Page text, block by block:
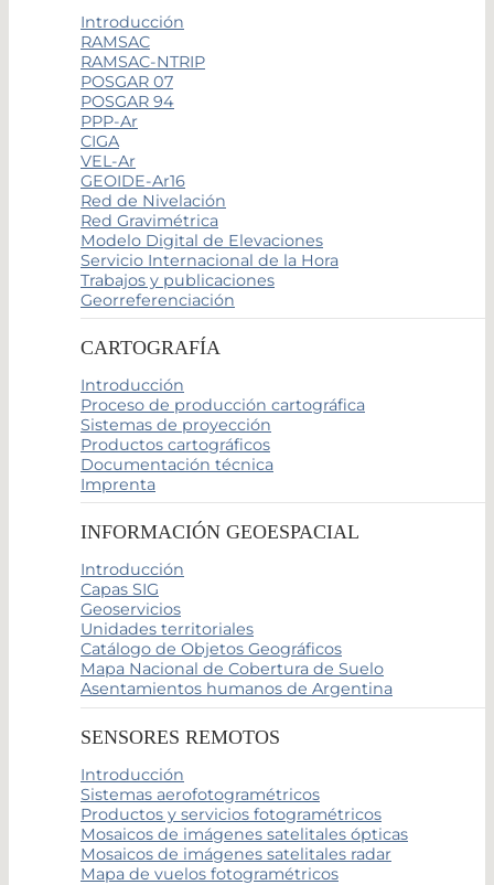
Introducción
RAMSAC
RAMSAC-NTRIP
POSGAR 07
POSGAR 94
PPP-Ar
CIGA
VEL-Ar
GEOIDE-Ar16
Red de Nivelación
Red Gravimétrica
Modelo Digital de Elevaciones
Servicio Internacional de la Hora
Trabajos y publicaciones
Georreferenciación
CARTOGRAFÍA
Introducción
Proceso de producción cartográfica
Sistemas de proyección
Productos cartográficos
Documentación técnica
Imprenta
INFORMACIÓN GEOESPACIAL
Introducción
Capas SIG
Geoservicios
Unidades territoriales
Catálogo de Objetos Geográficos
Mapa Nacional de Cobertura de Suelo
Asentamientos humanos de Argentina
SENSORES REMOTOS
Introducción
Sistemas aerofotogramétricos
Productos y servicios fotogramétricos
Mosaicos de imágenes satelitales ópticas
Mosaicos de imágenes satelitales radar
Mapa de vuelos fotogramétricos